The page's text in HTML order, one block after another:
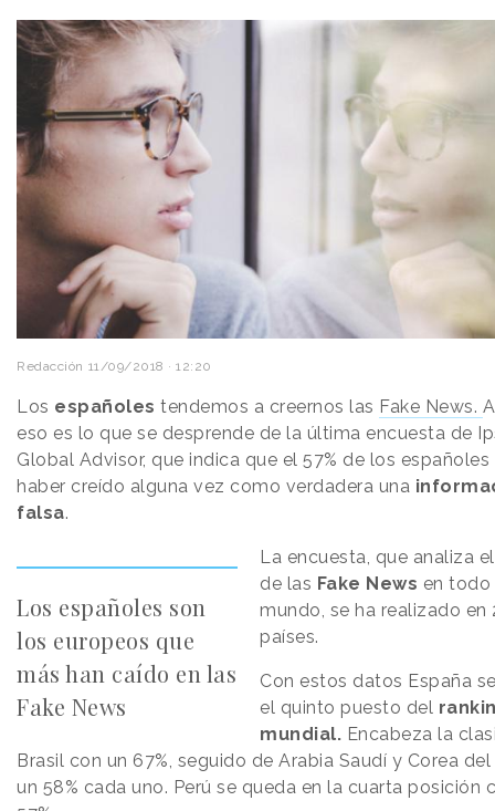
Redacción 11/09/2018 · 12:20
Los españoles tendemos a creernos las Fake News.
eso es lo que se desprende de la última encuesta de
Global Advisor, que indica que el 57% de los
haber creído alguna vez como verdadera una
falsa.
Los españoles son
los europeos que
más han caído en las
Fake News
La encuesta, que analiza
de las Fake News en todo
mundo, se ha realizado en
países.
Con estos datos España
el quinto puesto del
mundial. Encabeza la
Brasil con un 67%, seguido de Arabia Saudí y Corea
un 58% cada uno. Perú se queda en la cuarta posición